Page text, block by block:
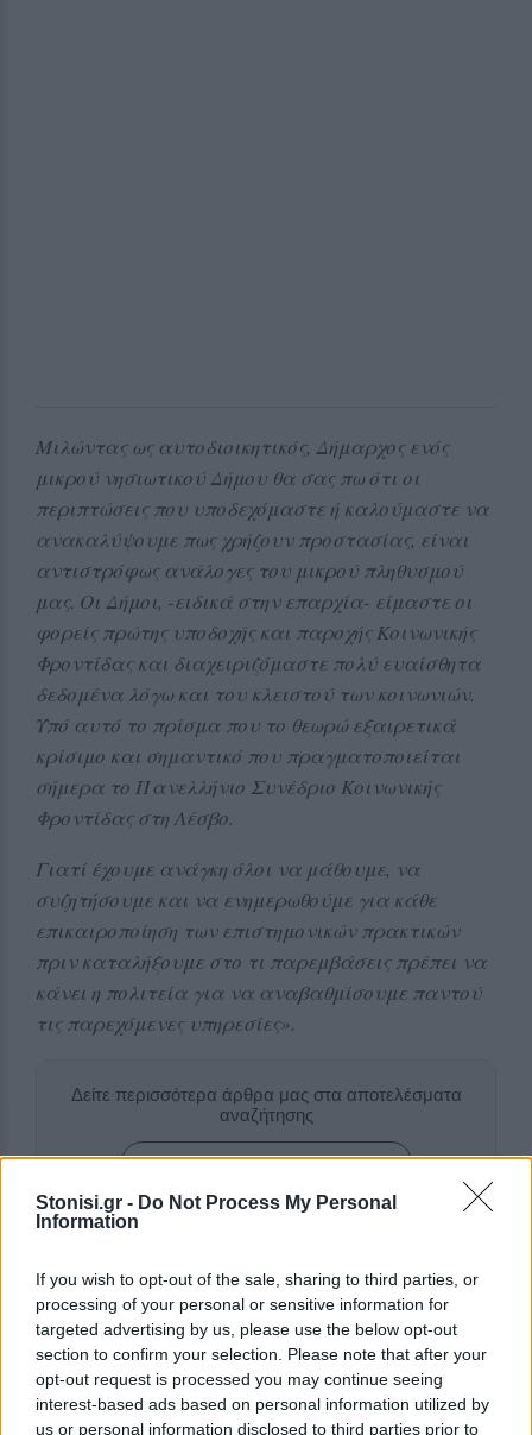
Stonisi.gr - Do Not Process My Personal
Information
If you wish to opt-out of the sale, sharing to third parties, or
processing of your personal or sensitive information for
targeted advertising by us, please use the below opt-out
section to confirm your selection. Please note that after your
opt-out request is processed you may continue seeing
interest-based ads based on personal information utilized by
us or personal information disclosed to third parties prior to
Μιλώντας ως αυτοδιοικητικός, Δήμαρχος ενός
μικρού νησιωτικού Δήμου θα σας πω ότι οι
περιπτώσεις που υποδεχόμαστε ή καλούμαστε να
ανακαλύψουμε πως χρήζουν προστασίας, είναι
αντιστρόφως ανάλογες του μικρού πληθυσμού
μας. Οι Δήμοι, -ειδικά στην επαρχία- είμαστε οι
φορείς πρώτης υποδοχής και παροχής Κοινωνικής
Φροντίδας και διαχειριζόμαστε πολύ ευαίσθητα
δεδομένα λόγω και του κλειστού των κοινωνιών.
Υπό αυτό το πρίσμα που το θεωρώ εξαιρετικά
κρίσιμο και σημαντικό που πραγματοποιείται
σήμερα το Πανελλήνιο Συνέδριο Κοινωνικής
Φροντίδας στη Λέσβο.
Γιατί έχουμε ανάγκη όλοι να μάθουμε, να
συζητήσουμε και να ενημερωθούμε για κάθε
επικαιροποίηση των επιστημονικών πρακτικών
πριν καταλήξουμε στο τι παρεμβάσεις πρέπει να
κάνει η πολιτεία για να αναβαθμίσουμε παντού
τις παρεχόμενες υπηρεσίες».
Δείτε περισσότερα άρθρα μας στα αποτελέσματα
αναζήτησης
Add stonisi.gr on Google ↗
ΣΤΗΝ ΙΔΙΑ ΚΑΤΗΓΟΡΙΑ
ΤΟΥΡΙΣΜΟΣ
Πάνω από 65.000 Τούρκοι
τουρίστες στη Λέσβο στο
επτάμηνο
Καθοριστική για την τελική εικόνα